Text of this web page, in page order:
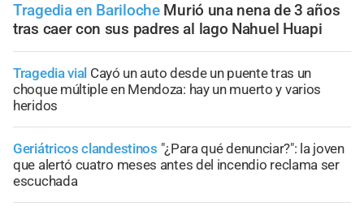
Tragedia en Bariloche Murió una nena de 3 años
tras caer con sus padres al lago Nahuel Huapi
Tragedia vial Cayó un auto desde un puente tras un
choque múltiple en Mendoza: hay un muerto y varios
heridos
Geriátricos clandestinos "¿Para qué denunciar?": la joven
que alertó cuatro meses antes del incendio reclama ser
escuchada